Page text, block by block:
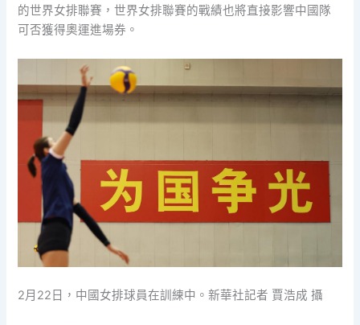
的世界女排聯賽，世界女排聯賽的戰績也將直接影響中國隊
可否獲得奧運進場券。
2月22日，中國女排球員在訓練中。新華社記者 賈浩成 攝